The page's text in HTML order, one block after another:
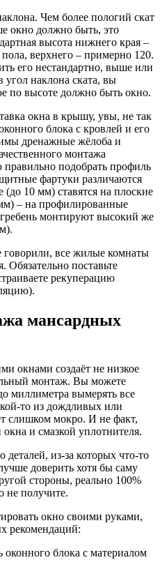
Чем более пологий скат
окно должно быть, это
высота нижнего края –
верхнего – примерно 120.
его нестандартно, выше или
наклона ската, вы
по высоте должно быть окно.
окна в крышу, увы, не так
блока с кровлей и его
дренажные жёлоба и
монтажа
подобрать профиль
фартуки различаются
10 мм) ставятся на плоские
– на профилированные
монтируют высокий же
все жилые комнаты
Обязательно поставьте
рекуперацию
мансардных
окнами создаёт не низкое
монтаж. Вы можете
миллиметра вымерять все
то из дождливых или
слишком мокро. И не факт,
и смазкой уплотнителя.
из-за которых что-то
доверить хотя бы саму
стороны, реально 100%
не получите.
окно своими руками,
рекомендаций:
оконного блока с материалом